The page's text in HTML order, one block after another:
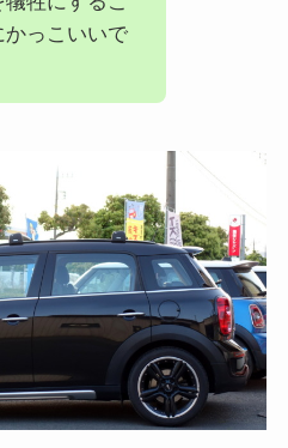
かっこいいで